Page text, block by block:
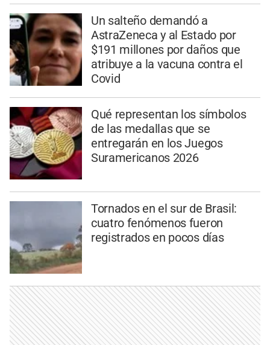
Un salteño demandó a
AstraZeneca y al Estado por
$191 millones por daños que
atribuye a la vacuna contra el
Covid
Qué representan los símbolos
de las medallas que se
entregarán en los Juegos
Suramericanos 2026
Tornados en el sur de Brasil:
cuatro fenómenos fueron
registrados en pocos días